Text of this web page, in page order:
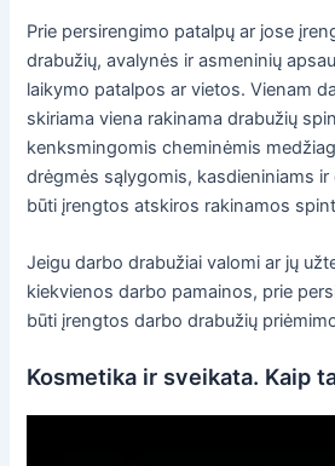
Prie persirengimo patalpų ar jose
drabužių, avalynės ir asmeninių
laikymo patalpos ar vietos. Vienam
skiriama viena rakinama drabužių
kenksmingomis cheminėmis
drėgmės sąlygomis, kasdieniniams
būti įrengtos atskiros rakinamos
Jeigu darbo drabužiai valomi ar jų
kiekvienos darbo pamainos, prie
būti įrengtos darbo drabužių
Kosmetika ir sveikata. Kaip